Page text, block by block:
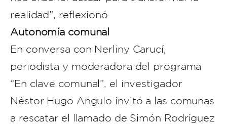
realidad”, reflexionó.
Autonomía comunal
En conversa con Nerliny Carucí,
periodista y moderadora del programa
“En clave comunal”, el investigador
Néstor Hugo Angulo invitó a las comunas
a rescatar el llamado de Simón Rodríguez